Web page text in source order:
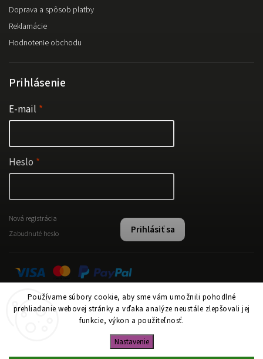
Používame súbory cookie, aby sme vám umožnili pohodlné
prehliadanie webovej stránky a vďaka analýze neustále zlepšovali jej
funkcie, výkon a použiteľnosť.
Nastavenie
Doprava a spôsob platby
Reklamácie
Hodnotenie obchodu
Prihlásenie
E-mail
Heslo
Prihlásiť sa
Nová registrácia
Zabudnuté heslo
Instagram
www.papi.sk. Všetky práva vyhradené.